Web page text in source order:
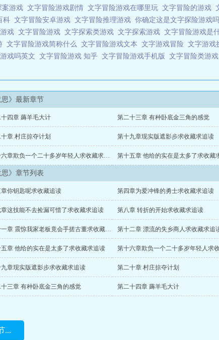
案游戏 文字冒险游戏剧情 文字冒险游戏在哪里玩 文字冒险的游戏
科 文字冒险安卓游戏 文字冒险推理游戏 你确定这是文字探险游戏
戏 文字冒险游戏 文字探索类游戏 文字探索游戏 文字冒险游戏是
文字冒险游戏简称什么 文字冒险游戏文本 文字游戏冒险 文字游戏
戏吗英文 文字冒险游戏 知乎 文字冒险游戏手机版 文字冒险类游戏
思》最新章节
四章 薅羊毛大计 第二十三章 有种卧底金三角的感觉
章 村庄掠夺计划 第十九章现实版遮影步求收藏求追读
第十六章欺负一个二十多岁年轻人求收藏求追读 第十五章 他给的实在是太多了求收藏
思》章节列表
你钥匙呢求收藏追读 第四章为爱冲锋的勇士求收藏求追读
这技能不去捡漏可惜了求收藏求追读 第八章 转折的开始求收藏求追读
第十一章 震惊我家老板竟会手搓古董求收藏求追读 第十二章 漂流的失乡商人求收藏求追
章 他给的实在是太多了求收藏求追读
章现实版遮影步求收藏求追读 第二十章 村庄掠夺计划
三章 有种卧底金三角的感觉 第二十四章 薅羊毛大计
...